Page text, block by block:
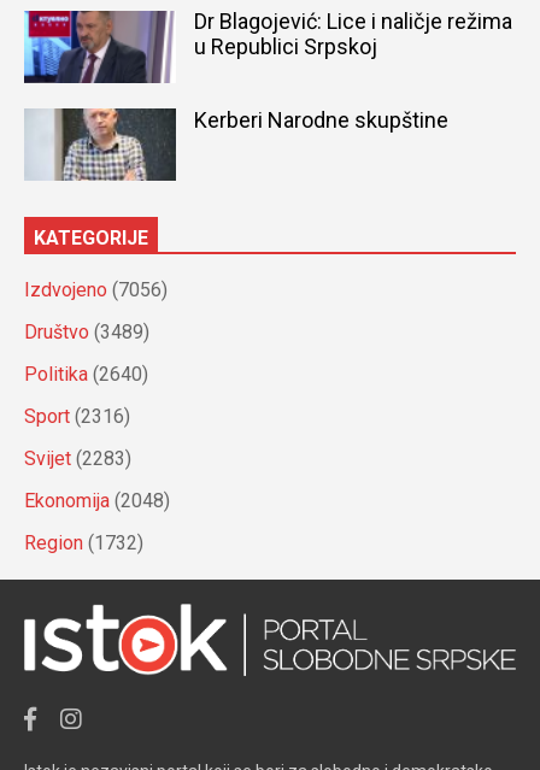
Dr Blagojević: Lice i naličje režima
u Republici Srpskoj
Kerberi Narodne skupštine
KATEGORIJE
Izdvojeno (7056)
Društvo (3489)
Politika (2640)
Sport (2316)
Svijet (2283)
Ekonomija (2048)
Region (1732)